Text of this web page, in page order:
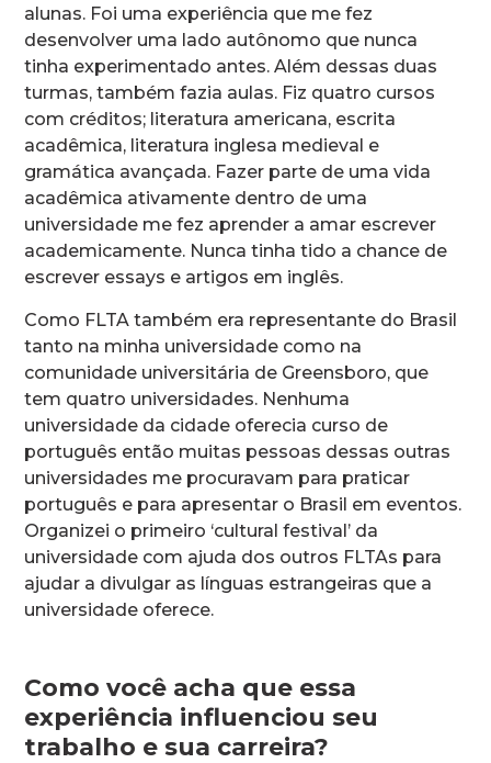
alunas. Foi uma experiência que me fez
desenvolver uma lado autônomo que nunca
tinha experimentado antes. Além dessas duas
turmas, também fazia aulas. Fiz quatro cursos
com créditos; literatura americana, escrita
acadêmica, literatura inglesa medieval e
gramática avançada. Fazer parte de uma vida
acadêmica ativamente dentro de uma
universidade me fez aprender a amar escrever
academicamente. Nunca tinha tido a chance de
escrever essays e artigos em inglês.
Como FLTA também era representante do Brasil
tanto na minha universidade como na
comunidade universitária de Greensboro, que
tem quatro universidades. Nenhuma
universidade da cidade oferecia curso de
português então muitas pessoas dessas outras
universidades me procuravam para praticar
português e para apresentar o Brasil em eventos.
Organizei o primeiro ‘cultural festival’ da
universidade com ajuda dos outros FLTAs para
ajudar a divulgar as línguas estrangeiras que a
universidade oferece.
Como você acha que essa
experiência influenciou seu
trabalho e sua carreira?